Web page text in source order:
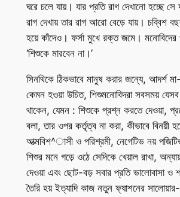
ঘরে চলে যায়। যার প্রতি রাগ দেখানো হচ্ছে সে
রাগ দেখায় তার রাগ আরো বেড়ে যায়। চব্বিশ
হয়ে কাঁদেও। ফর্সা মুখে রক্ত জমে। মনোবিদের
‘শিশুকে মারবেন না।’
সিনথিকে ঠিকভাবে মানুষ করার জন্যে, আদর্শ
কেমন হওয়া উচিত, শিশুমনোবিদরা সবসময় যেসব
থাকেন, যেমন : শিশুকে প্রশ্ন করতে দেওয়া,
বলা, তার ওপর কর্তৃত্ব না করা, কীভাবে বিনয়ী
আত্মবিশ^াসী ও পরিশ্রমী, নেগেটিভ নয়
শিশুর মনে গড়ে ওঠে সেদিকে খেয়াল রাখা,
দেওয়া এবং ছোট-বড় সবার প্রতি ভালোবাসা ও
তৈরি হয় ইত্যাদি কাজ নতুন ফ্যাশনের